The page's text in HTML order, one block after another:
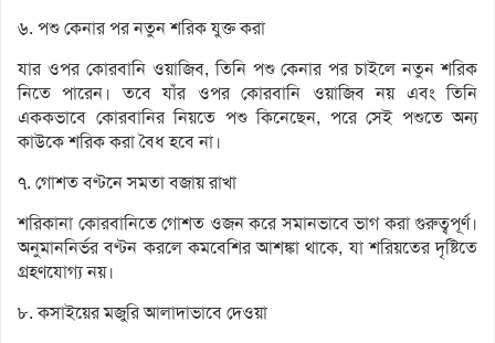
৬. পশু কেনার পর নতুন শরিক যুক্ত করা
যার ওপর কোরবানি ওয়াজিব, তিনি পশু কেনার পর চাইলে নতুন শরিক
নিতে পারেন। তবে যাঁর ওপর কোরবানি ওয়াজিব নয় এবং তিনি
এককভাবে কোরবানির নিয়তে পশু কিনেছেন, পরে সেই পশুতে অন্য
কাউকে শরিক করা বৈধ হবে না।
৭. গোশত বণ্টনে সমতা বজায় রাখা
শরিকানা কোরবানিতে গোশত ওজন করে সমানভাবে ভাগ করা গুরুত্বপূর্ণ।
অনুমাননির্ভর বণ্টন করলে কমবেশির আশঙ্কা থাকে, যা শরিয়তের দৃষ্টিতে
গ্রহণযোগ্য নয়।
৮. কসাইয়ের মজুরি আলাদাভাবে দেওয়া